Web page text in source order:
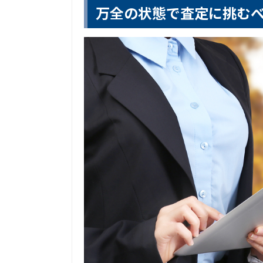
万全の状態で査定に挑む